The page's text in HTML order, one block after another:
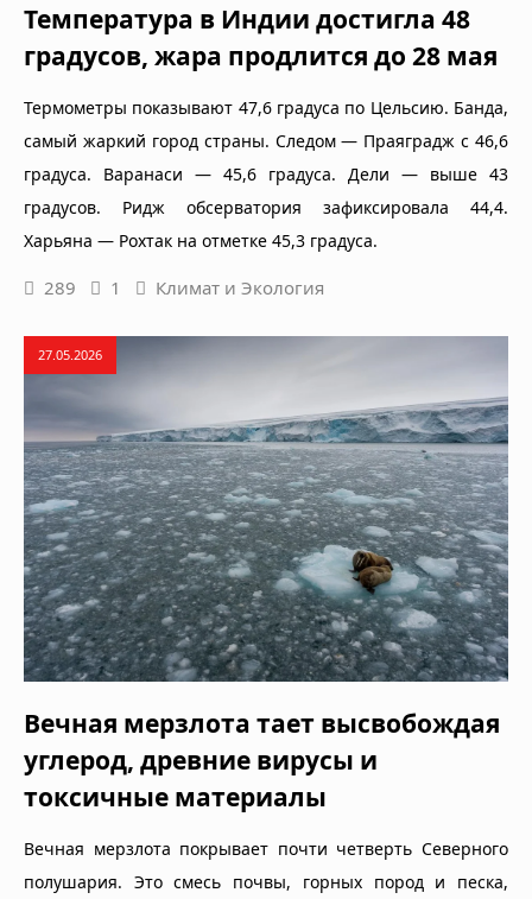
Температура в Индии достигла 48
градусов, жара продлится до 28 мая
Термометры показывают 47,6 градуса по Цельсию. Банда,
самый жаркий город страны. Следом — Праяградж с 46,6
градуса. Варанаси — 45,6 градуса. Дели — выше 43
градусов. Ридж обсерватория зафиксировала 44,4.
Харьяна — Рохтак на отметке 45,3 градуса.
289 1 Климат и Экология
27.05.2026
Вечная мерзлота тает высвобождая
углерод, древние вирусы и
токсичные материалы
Вечная мерзлота покрывает почти четверть Северного
полушария. Это смесь почвы, горных пород и песка,